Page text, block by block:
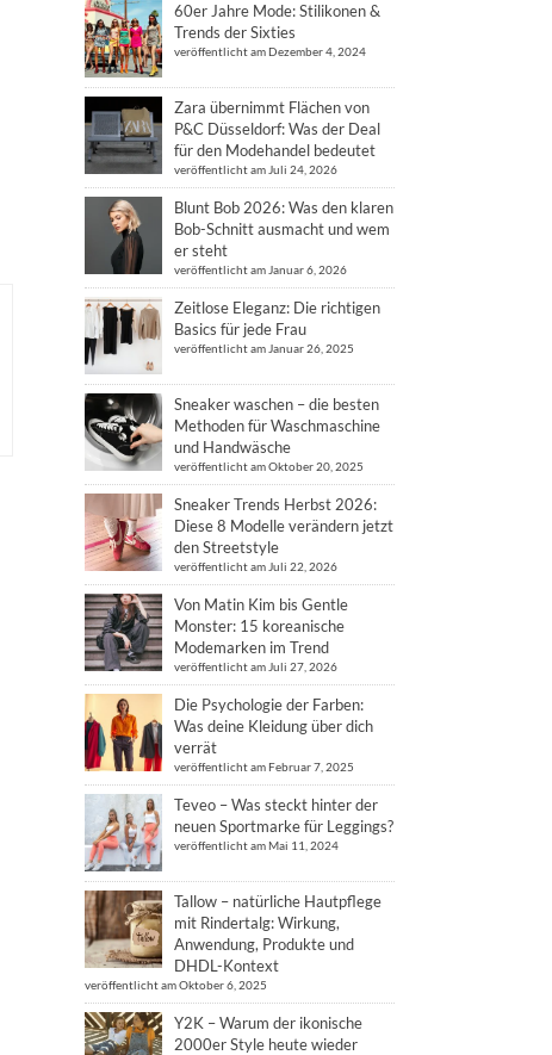
60er Jahre Mode: Stilikonen &
Trends der Sixties
veröffentlicht am Dezember 4, 2024
Zara übernimmt Flächen von
P&C Düsseldorf: Was der Deal
für den Modehandel bedeutet
veröffentlicht am Juli 24, 2026
Blunt Bob 2026: Was den klaren
Bob-Schnitt ausmacht und wem
er steht
veröffentlicht am Januar 6, 2026
Zeitlose Eleganz: Die richtigen
Basics für jede Frau
veröffentlicht am Januar 26, 2025
Sneaker waschen – die besten
Methoden für Waschmaschine
und Handwäsche
veröffentlicht am Oktober 20, 2025
Sneaker Trends Herbst 2026:
Diese 8 Modelle verändern jetzt
den Streetstyle
veröffentlicht am Juli 22, 2026
Von Matin Kim bis Gentle
Monster: 15 koreanische
Modemarken im Trend
veröffentlicht am Juli 27, 2026
Die Psychologie der Farben:
Was deine Kleidung über dich
verrät
veröffentlicht am Februar 7, 2025
Teveo – Was steckt hinter der
neuen Sportmarke für Leggings?
veröffentlicht am Mai 11, 2024
Tallow – natürliche Hautpflege
mit Rindertalg: Wirkung,
Anwendung, Produkte und
DHDL-Kontext
veröffentlicht am Oktober 6, 2025
Y2K – Warum der ikonische
2000er Style heute wieder